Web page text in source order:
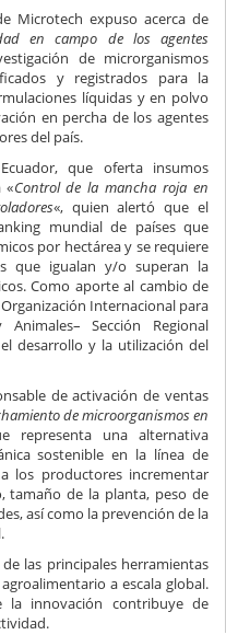
Microtech expuso acerca de
en campo de los agentes
de microrganismos
y registrados para la
líquidas y en polvo
en percha de los agentes
del país.
que oferta insumos
«Control de la mancha roja en
«, quien alertó que el
mundial de países que
por hectárea y se requiere
que igualan y/o superan la
Como aporte al cambio de
Internacional para
Sección Regional
desarrollo y la utilización del
de activación de ventas
de microorganismos en
representa una alternativa
sostenible en la línea de
los productores incrementar
tamaño de la planta, peso de
así como la prevención de la
las principales herramientas
a escala global.
la innovación contribuye de